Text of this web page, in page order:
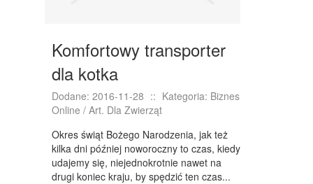
IMPREZY INTEGRACYJNE
HOBBY
ZAJĘCIA SPORTOWE I REKREACYJNE
PRODUKCJA
Komfortowy transporter
dla kotka
Dodane: 2016-11-28 :: Kategoria: Biznes
Online / Art. Dla Zwierząt
Okres świąt Bożego Narodzenia, jak też
kilka dni później noworoczny to czas, kiedy
udajemy się, niejednokrotnie nawet na
drugi koniec kraju, by spędzić ten czas...